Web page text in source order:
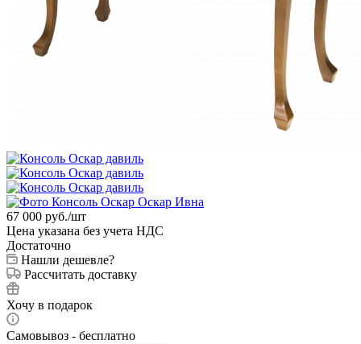
67 000 руб./шт
Цена указана без учета НДС
Достаточно
Нашли дешевле?
Рассчитать доставку
Хочу в подарок
Самовывоз - бесплатно